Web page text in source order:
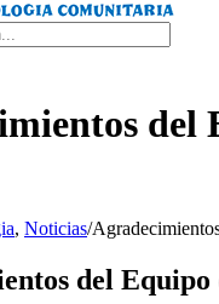
del
, Noticias/
del Equipo